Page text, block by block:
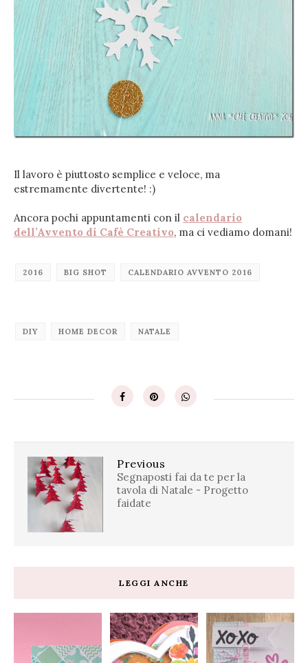
Il lavoro è piuttosto semplice e veloce, ma
estremamente divertente! :)
Ancora pochi appuntamenti con il calendario
dell’Avvento di Cafè Creativo, ma ci vediamo domani!
2016 BIG SHOT CALENDARIO AVVENTO 2016
DIY HOME DECOR NATALE
Previous
Segnaposti fai da te per la
tavola di Natale - Progetto
faidate
LEGGI ANCHE